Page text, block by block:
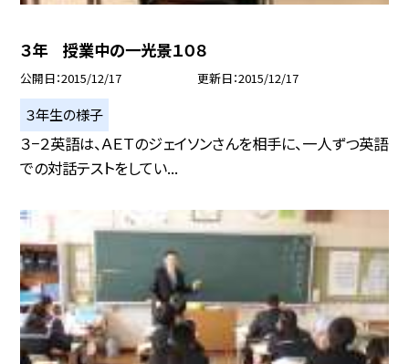
３年 授業中の一光景１０８
公開日 2015/12/17 更新日 2015/12/17
３年生の様子
３−２英語は、ＡＥＴのジェイソンさんを相手に、一人ずつ英語
での対話テストをしてい...